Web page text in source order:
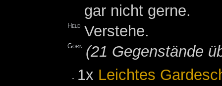
gar nicht gerne.
Held Verstehe.
Gorn (21 Gegenstände
1x Leichtes